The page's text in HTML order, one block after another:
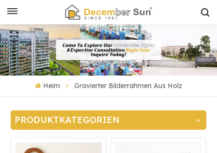
Heim Gravierter Bilderrahmen Aus Holz
PRODUKTKATEGORIEN